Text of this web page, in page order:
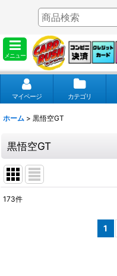
メニュー
マイページ カテゴリ
ホーム > 黒悟空GT
黒悟空GT
173件
1